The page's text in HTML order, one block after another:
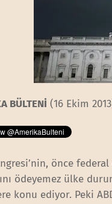
BÜLTENİ (16 Ekim
önce
ödeyemez ülke
konu ediyor. Peki